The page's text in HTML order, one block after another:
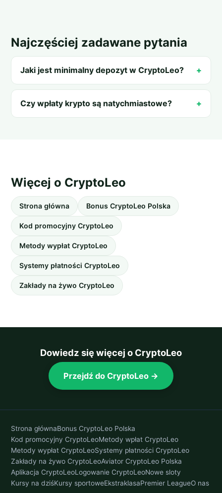
Najczęściej zadawane pytania
Jaki jest minimalny depozyt w CryptoLeo?
Czy wpłaty krypto są natychmiastowe?
Więcej o CryptoLeo
Strona główna Bonus CryptoLeo Polska
Kod promocyjny CryptoLeo
Metody wypłat CryptoLeo
Systemy płatności CryptoLeo
Zakłady na żywo CryptoLeo
Dowiedz się więcej o CryptoLeo
Przejdź do CryptoLeo →
Strona głównaBonus CryptoLeo Polska
Kod promocyjny CryptoLeoMetody wpłat CryptoLeo
Metody wypłat CryptoLeoSystemy płatności CryptoLeo
Zakłady na żywo CryptoLeoAviator CryptoLeo Polska
Aplikacja CryptoLeoLogowanie CryptoLeoNowe sloty
Kursy na dziśKursy sportoweEkstraklasaPremier LeagueO nas